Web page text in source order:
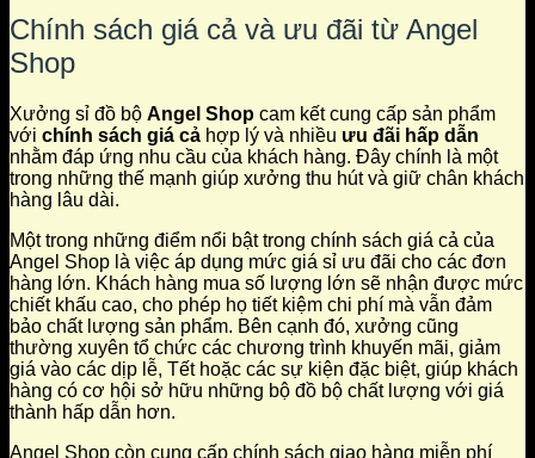
Chính sách giá cả và ưu đãi từ Angel
Shop
Xưởng sỉ đồ bộ Angel Shop cam kết cung cấp sản phẩm
với chính sách giá cả hợp lý và nhiều ưu đãi hấp dẫn
nhằm đáp ứng nhu cầu của khách hàng. Đây chính là một
trong những thế mạnh giúp xưởng thu hút và giữ chân khách
hàng lâu dài.
Một trong những điểm nổi bật trong chính sách giá cả của
Angel Shop là việc áp dụng mức giá sỉ ưu đãi cho các đơn
hàng lớn. Khách hàng mua số lượng lớn sẽ nhận được mức
chiết khấu cao, cho phép họ tiết kiệm chi phí mà vẫn đảm
bảo chất lượng sản phẩm. Bên cạnh đó, xưởng cũng
thường xuyên tổ chức các chương trình khuyến mãi, giảm
giá vào các dịp lễ, Tết hoặc các sự kiện đặc biệt, giúp khách
hàng có cơ hội sở hữu những bộ đồ bộ chất lượng với giá
thành hấp dẫn hơn.
Angel Shop còn cung cấp chính sách giao hàng miễn phí